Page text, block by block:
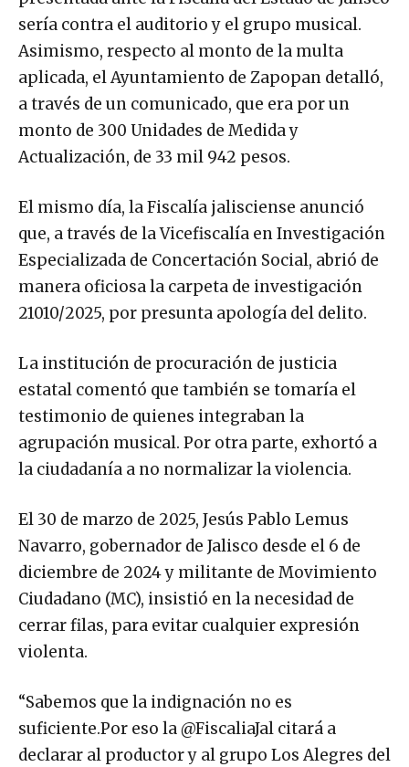
sería contra el auditorio y el grupo musical.
Asimismo, respecto al monto de la multa
aplicada, el Ayuntamiento de Zapopan detalló,
a través de un comunicado, que era por un
monto de 300 Unidades de Medida y
Actualización, de 33 mil 942 pesos.
El mismo día, la Fiscalía jalisciense anunció
que, a través de la Vicefiscalía en Investigación
Especializada de Concertación Social, abrió de
manera oficiosa la carpeta de investigación
21010/2025, por presunta apología del delito.
La institución de procuración de justicia
estatal comentó que también se tomaría el
testimonio de quienes integraban la
agrupación musical. Por otra parte, exhortó a
la ciudadanía a no normalizar la violencia.
El 30 de marzo de 2025, Jesús Pablo Lemus
Navarro, gobernador de Jalisco desde el 6 de
diciembre de 2024 y militante de Movimiento
Ciudadano (MC), insistió en la necesidad de
cerrar filas, para evitar cualquier expresión
violenta.
“Sabemos que la indignación no es
suficiente.Por eso la @FiscaliaJal citará a
declarar al productor y al grupo Los Alegres del